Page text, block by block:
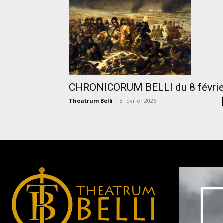
CHRONICORUM BELLI du 8
Theatrum Belli - 8 février 2026